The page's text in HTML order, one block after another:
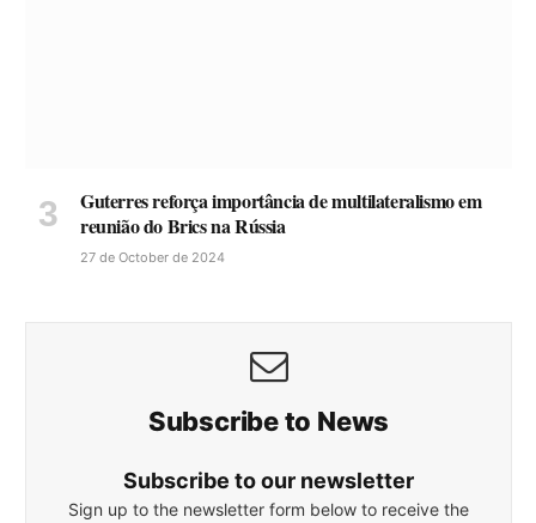
Guterres reforça importância de multilateralismo em
reunião do Brics na Rússia
27 de October de 2024
Subscribe to News
Subscribe to our newsletter
Sign up to the newsletter form below to receive the